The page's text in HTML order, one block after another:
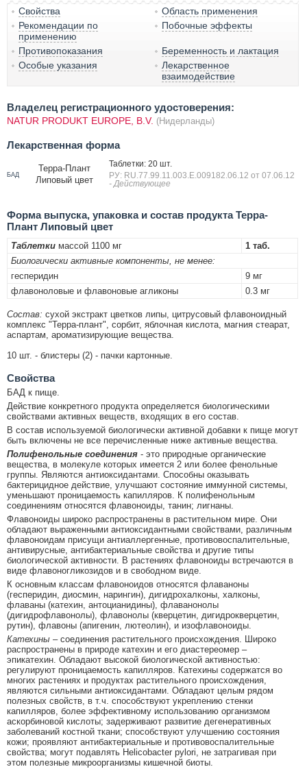
Свойства
Область применения
Рекомендации по
применению
Побочные эффекты
Противопоказания
Беременность и лактация
Особые указания
Лекарственное
взаимодействие
Владелец регистрационного удостоверения:
NATUR PRODUKT EUROPE, B.V. (Нидерланды)
Лекарственная форма
БАД
Терра-Плант
Липовый цвет
Таблетки: 20 шт.
РУ: RU.77.99.11.003.Е.009182.06.12 от 07.06.12
- Действующее
Форма выпуска, упаковка и состав продукта Терра-
Плант Липовый цвет
Таблетки массой 1100 мг
1 таб.
Биологически активные компоненты, не менее:
гесперидин
9 мг
флавоноловые и флавоновые агликоны
0.3 мг
Состав: сухой экстракт цветков липы, цитрусовый флавоноидный
комплекс "Терра-плант", сорбит, яблочная кислота, магния стеарат,
аспартам, ароматизирующие вещества.
10 шт. - блистеры (2) - пачки картонные.
Свойства
БАД к пище.
Действие конкретного продукта определяется биологическими
свойствами активных веществ, входящих в его состав.
В состав используемой биологически активной добавки к пище могут
быть включены не все перечисленные ниже активные вещества.
Полифенольные соединения - это природные органические
вещества, в молекуле которых имеется 2 или более фенольные
группы. Являются антиоксидантами. Способны оказывать
бактерицидное действие, улучшают состояние иммунной системы,
уменьшают проницаемость капилляров. К полифенольным
соединениям относятся флавоноиды, танин; лигнаны.
Флавоноиды широко распространены в растительном мире. Они
обладают выраженными антиоксидантными свойствами, различным
флавоноидам присущи антиаллергенные, противовоспалительные,
антивирусные, антибактериальные свойства и другие типы
биологической активности. В растениях флавоноиды встречаются в
виде флавоногликозидов и в свободном виде.
К основным классам флавоноидов относятся флаваноны
(гесперидин, диосмин, нарингин), дигидрохалконы, халконы,
флаваны (катехин, антоцианидины), флаванонолы
(дигидрофлавонолы), флавонолы (кверцетин, дигидрокверцетин,
рутин), флавоны (апигенин, лютеолин), и изофлавоноиды.
Катехины – соединения растительного происхождения. Широко
распространены в природе катехин и его диастереомер –
эпикатехин. Обладают высокой биологической активностью:
регулируют проницаемость капилляров. Катехины содержатся во
многих растениях и продуктах растительного происхождения,
являются сильными антиоксидантами. Обладают целым рядом
полезных свойств, в т.ч. способствуют укреплению стенки
капилляров, более эффективному использованию организмом
аскорбиновой кислоты; задерживают развитие дегенеративных
заболеваний костной ткани; способствуют улучшению состояния
кожи; проявляют антибактериальные и противовоспалительные
свойства; могут подавлять Helicobacter pylori, не затрагивая при
этом полезные микроорганизмы кишечной биоты.